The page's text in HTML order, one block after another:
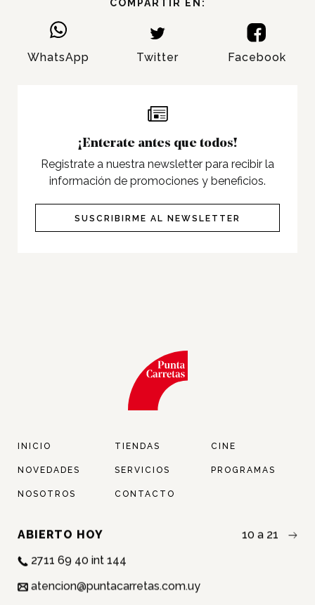
¡Enterate antes que todos!
Registrate a nuestra newsletter para recibir la
información de promociones y beneficios.
SUSCRIBIRME AL NEWSLETTER
COMPARTIR EN:
WhatsApp Twitter Facebook
INICIO TIENDAS CINE
NOVEDADES SERVICIOS PROGRAMAS
NOSOTROS CONTACTO
ABIERTO HOY
10 a 21
2711 69 40 int 144
atencion@puntacarretas.com.uy